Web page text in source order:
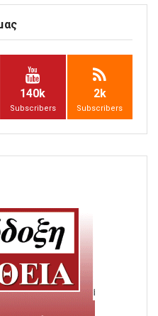
140k
Subscribers
2k
Subscribers